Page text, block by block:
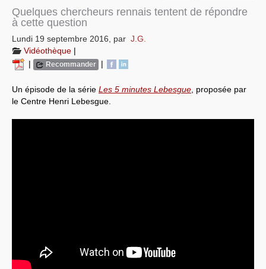
Mathèque
Quelques chercheurs rennais tentent de répondre
à cette question
Lundi 19 septembre 2016 par J.G.
Vidéothèque |
|
Recommander |
Un épisode de la série Les 5 minutes Lebesgue, proposée par
le Centre Henri Lebesgue.